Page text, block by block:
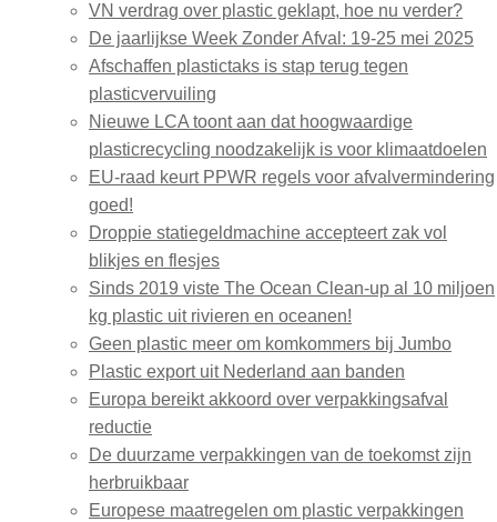
VN verdrag over plastic geklapt, hoe nu verder?
De jaarlijkse Week Zonder Afval: 19-25 mei 2025
Afschaffen plastictaks is stap terug tegen
plasticvervuiling
Nieuwe LCA toont aan dat hoogwaardige
plasticrecycling noodzakelijk is voor klimaatdoelen
EU-raad keurt PPWR regels voor afvalvermindering
goed!
Droppie statiegeldmachine accepteert zak vol
blikjes en flesjes
Sinds 2019 viste The Ocean Clean-up al 10 miljoen
kg plastic uit rivieren en oceanen!
Geen plastic meer om komkommers bij Jumbo
Plastic export uit Nederland aan banden
Europa bereikt akkoord over verpakkingsafval
reductie
De duurzame verpakkingen van de toekomst zijn
herbruikbaar
Europese maatregelen om plastic verpakkingen